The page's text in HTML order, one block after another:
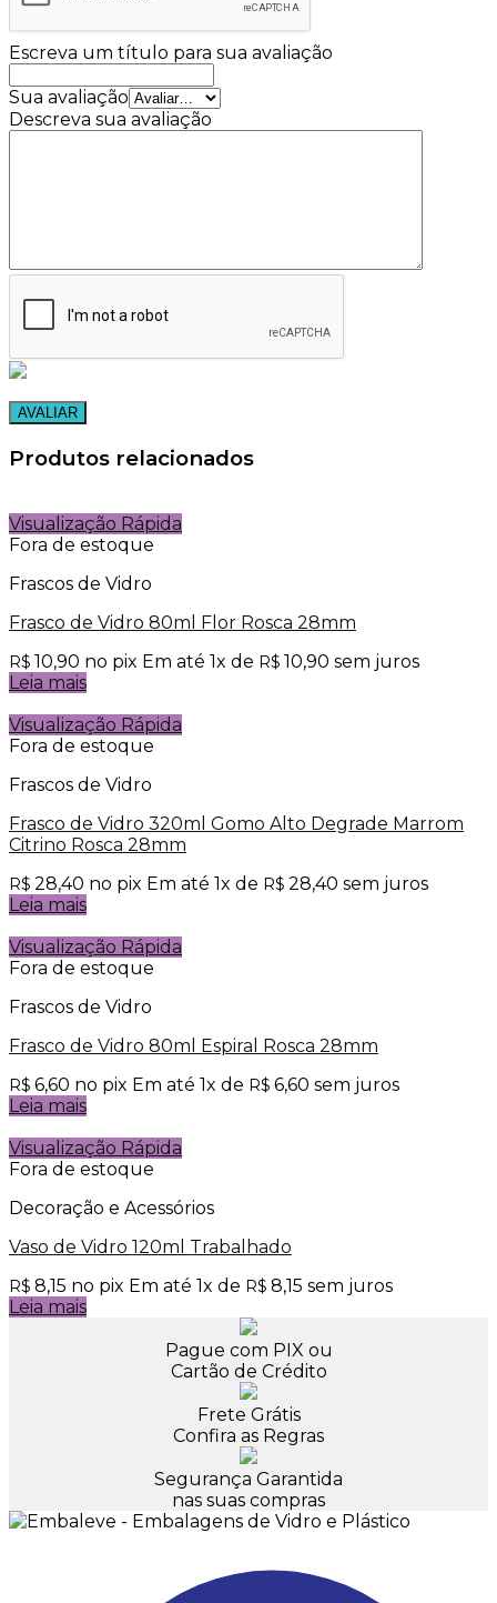
Escreva um título para sua avaliação
Sua avaliação
Descreva sua avaliação
Produtos relacionados
Visualização Rápida
Fora de estoque
Frascos de Vidro
Frasco de Vidro 80ml Flor Rosca 28mm
R$ 10,90 no pix Em até 1x de R$ 10,90 sem juros
Leia mais
Visualização Rápida
Fora de estoque
Frascos de Vidro
Frasco de Vidro 320ml Gomo Alto Degrade Marrom
Citrino Rosca 28mm
R$ 28,40 no pix Em até 1x de R$ 28,40 sem juros
Leia mais
Visualização Rápida
Fora de estoque
Frascos de Vidro
Frasco de Vidro 80ml Espiral Rosca 28mm
R$ 6,60 no pix Em até 1x de R$ 6,60 sem juros
Leia mais
Visualização Rápida
Fora de estoque
Decoração e Acessórios
Vaso de Vidro 120ml Trabalhado
R$ 8,15 no pix Em até 1x de R$ 8,15 sem juros
Leia mais
Pague com PIX ou
Cartão de Crédito
Frete Grátis
Confira as Regras
Segurança Garantida
nas suas compras